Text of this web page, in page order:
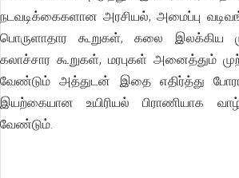
நடவடிக்கைகளான அரசியல், அமைப்பு
பொருளாதார கூறுகள், கலை இலக்கிய
கலாச்சார கூறுகள், மரபுகள் அனைத்தும்
வேண்டும் அத்துடன் இதை எதிர்த்து
இயற்கையான உயிரியல் பிராணியாக
வேண்டும்.